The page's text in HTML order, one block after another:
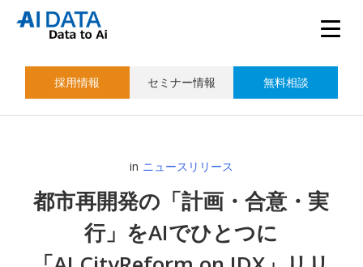
採用情報 セミナー情報 無料相談
in ニュースリリース
都市再開発の「計画・合意・実
行」をAIでひとつに